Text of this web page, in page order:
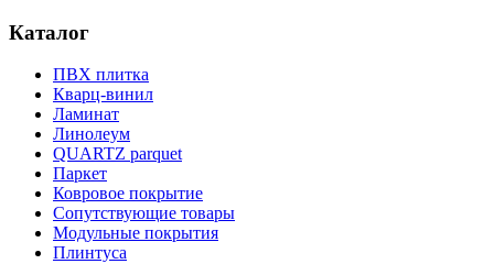
Каталог
ПВХ плитка
Кварц-винил
Ламинат
Линолеум
QUARTZ parquet
Паркет
Ковровое покрытие
Сопутствующие товары
Модульные покрытия
Плинтуса